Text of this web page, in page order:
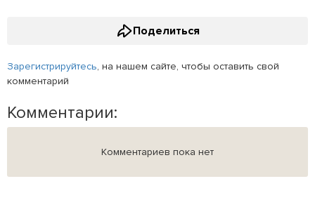
Поделиться
Зарегистрируйтесь, на нашем сайте, чтобы оставить свой
комментарий
Комментарии:
Комментариев пока нет